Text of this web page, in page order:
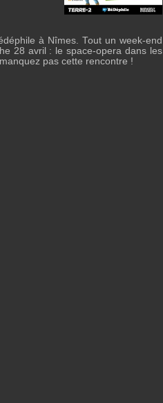
à Nîmes. Tout un week-end
28 avril : le space-opera dans les
manquez pas cette rencontre !